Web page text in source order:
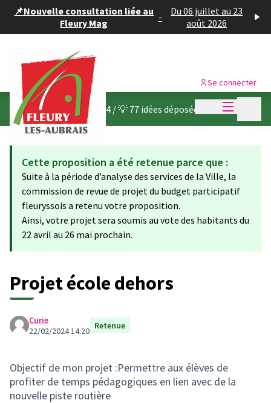
📌Nouvelle consultation liée au
Fleury Mag
-
Du 06 juillet au 23
août 2026
Menu
Se connecter
Budget participatif 2024 /💡 77 idées déposées
Cette proposition a été retenue parce que :
Suite à la période d’analyse des services de la Ville, la
commission de revue de projet du budget participatif
fleuryssois a retenu votre proposition.
Ainsi, votre projet sera soumis au vote des habitants du
22 avril au 26 mai prochain.
Projet école dehors
Curie
22/02/2024 14:20 Retenue
Objectif de mon projet :Permettre aux élèves de
profiter de temps pédagogiques en lien avec de la
nouvelle piste routière
Panneau de gestion des cookies